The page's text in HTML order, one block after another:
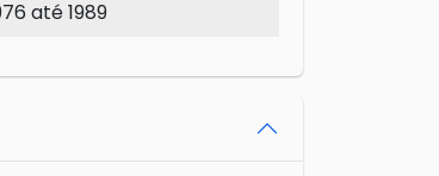
até 1989